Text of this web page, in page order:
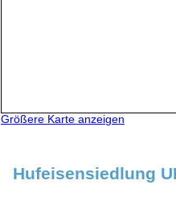
Größere Karte anzeigen
Hufeisensiedlung